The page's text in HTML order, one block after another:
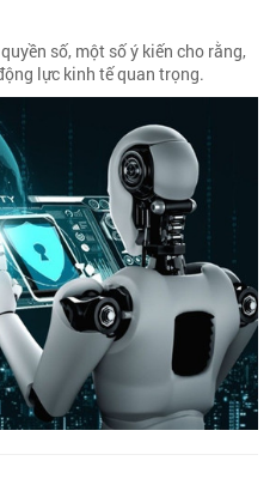
số, một số ý kiến cho rằng,
lực kinh tế quan trọng.